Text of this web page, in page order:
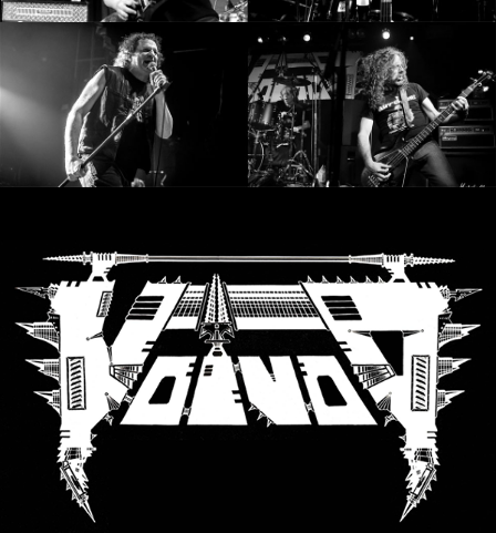
ANACHRONISM
SYNCHRO
ANARCHY
LOST
MACHINE
NOTHINGFACE
DIMENSION
HATROSS
KILLING
TECHNOLOGY